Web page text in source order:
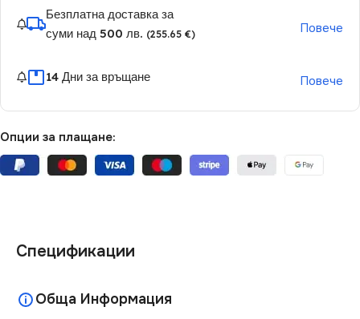
Безплатна доставка за
суми над 500 лв. (255.65 €) Повече
14 Дни за връщане Повече
Опции за плащане:
Спецификации
Обща Информация